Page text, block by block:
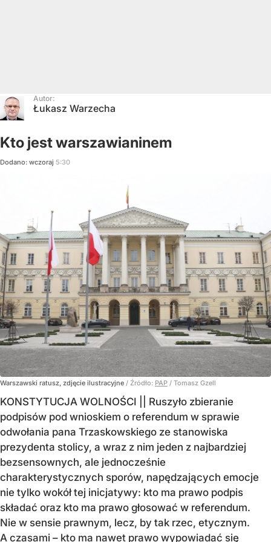
Autor:
Łukasz Warzecha
Kto jest warszawianinem
Dodano: wczoraj 5:30
Warszawski ratusz, zdjęcie ilustracyjne / Źródło: PAP / Tomasz Gzell
KONSTYTUCJA WOLNOŚCI || Ruszyło zbieranie
podpisów pod wnioskiem o referendum w sprawie
odwołania pana Trzaskowskiego ze stanowiska
prezydenta stolicy, a wraz z nim jeden z najbardziej
bezsensownych, ale jednocześnie
charakterystycznych sporów, napędzających emocje
nie tylko wokół tej inicjatywy: kto ma prawo podpis
składać oraz kto ma prawo głosować w referendum.
Nie w sensie prawnym, lecz, by tak rzec, etycznym.
A czasami – kto ma nawet prawo wypowiadać się